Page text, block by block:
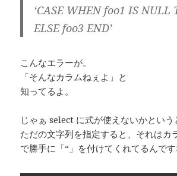
‘CASE WHEN foo1 IS NULL
ELSE foo3 END’
こんなエラーが。
「そんなカラムねぇよ」と
知ってるよ。
じゃぁ select に式が使えないかという
ただの文字列を指定すると、それはカ
で勝手に「“」を付けてくれてるんです